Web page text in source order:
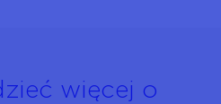
więcej o